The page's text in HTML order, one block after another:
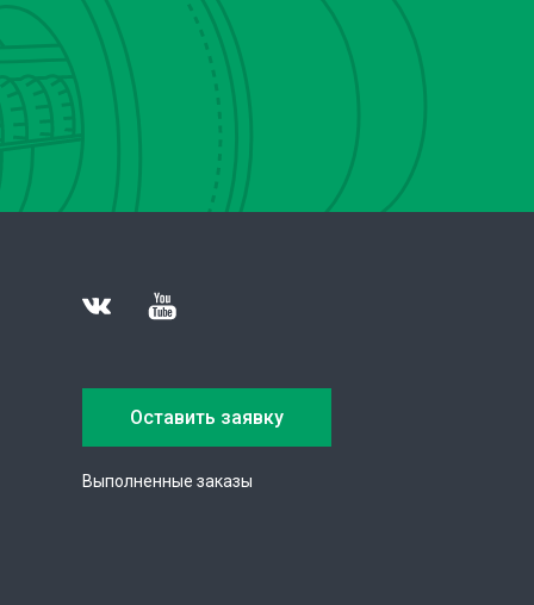
Оставить заявку
Выполненные заказы